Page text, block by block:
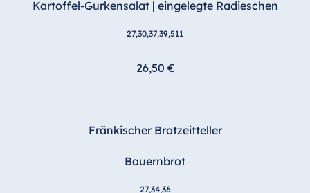
Kartoffel-Gurkensalat | eingelegte Radieschen
27,30,37,39,511
26,50 €
Fränkischer Brotzeitteller
Bauernbrot
27,34,36